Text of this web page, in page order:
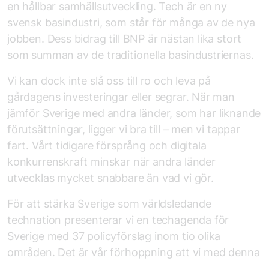
en hållbar samhälls­utveckling. Tech är en ny
svensk basindustri, som står för många av de nya
jobben. Dess bidrag till BNP är nästan lika stort
som summan av de traditionella basindustriernas.
Vi kan dock inte slå oss till ro och leva på
gårdagens investeringar eller segrar. När man
jämför Sverige med andra länder, som har liknande
förutsättningar, ligger vi bra till – men vi tappar
fart. Vårt tidigare försprång och digitala
konkurrenskraft minskar när andra länder
utvecklas mycket snabbare än vad vi gör.
För att stärka Sverige som världsledande
technation presenterar vi en techagenda för
Sverige med 37 policyförslag inom tio olika
områden. Det är vår förhoppning att vi med denna